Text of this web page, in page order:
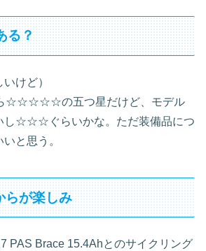
る？
けど）
☆☆☆☆☆の五つ星だけど、モデル
し☆☆☆ぐらいかな。ただ装備品につ
と思う。
らが楽しみ
PAS Brace 15.4Ahとのサイクリング